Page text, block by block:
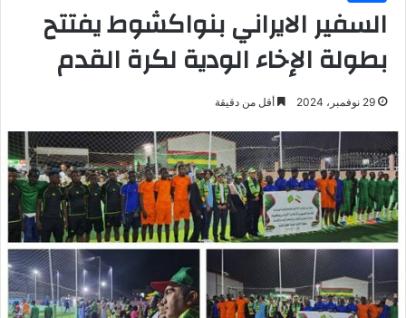
السفير الايراني بنواكشوط يفتتح
بطولة الإخاء الودية لكرة القدم
29 نوفمبر، 2024 أقل من دقيقة